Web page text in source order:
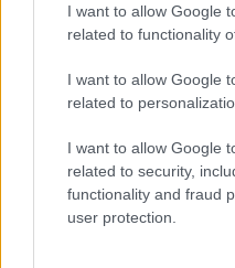
I want to allow Google
related to functionality
I want to allow Google
related to
I want to allow Google
related to security,
functionality and fraud
user protection.